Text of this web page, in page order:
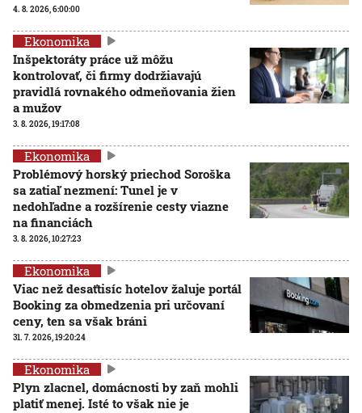
4. 8. 2026, 6:00:00
Ekonomika
Inšpektoráty práce už môžu
kontrolovať, či firmy dodržiavajú
pravidlá rovnakého odmeňovania žien
a mužov
3. 8. 2026, 19:17:08
Ekonomika
Problémový horský priechod Soroška
sa zatiaľ nezmení: Tunel je v
nedohľadne a rozšírenie cesty viazne
na financiách
3. 8. 2026, 10:27:23
Ekonomika
Viac než desaťtisíc hotelov žaluje portál
Booking za obmedzenia pri určovaní
ceny, ten sa však bráni
31. 7. 2026, 19:20:24
Ekonomika
Plyn zlacnel, domácnosti by zaň mohli
platiť menej. Isté to však nie je